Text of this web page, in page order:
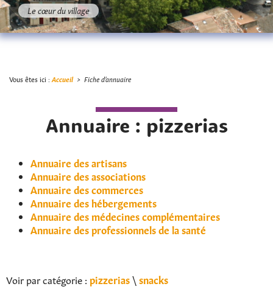
Le cœur du village
Vous êtes ici : Accueil> Fiche d'annuaire
Annuaire : pizzerias
Annuaire des artisans
Annuaire des associations
Annuaire des commerces
Annuaire des hébergements
Annuaire des médecines complémentaires
Annuaire des professionnels de la santé
Voir par catégorie : pizzerias\ snacks